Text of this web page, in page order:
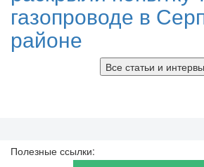
газопроводе в
районе
Все статьи и
Полезные ссылки: